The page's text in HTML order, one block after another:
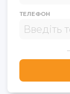
ТЕЛЕФОН